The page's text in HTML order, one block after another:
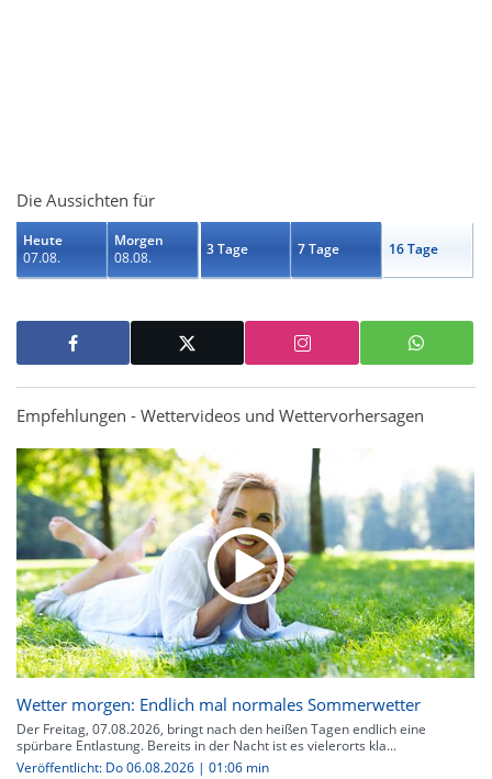
Die Aussichten für
Heute
07.08.
Morgen
08.08.
3 Tage 7 Tage 16 Tage
Empfehlungen - Wettervideos und Wettervorhersagen
Wetter morgen: Endlich mal normales Sommerwetter
Der Freitag, 07.08.2026, bringt nach den heißen Tagen endlich eine
spürbare Entlastung. Bereits in der Nacht ist es vielerorts kla...
Veröffentlicht: Do 06.08.2026 | 01:06 min